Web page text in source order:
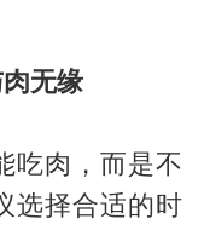
无缘
吃肉，而是不
选择合适的时